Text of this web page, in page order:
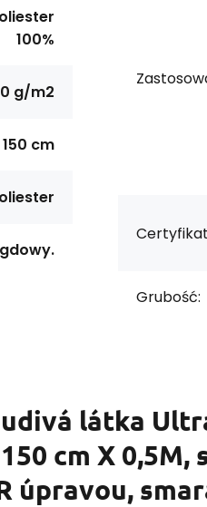
100%
g/m2
150 cm
Grubość:
látka
cm X 0,5M,
úpravou,